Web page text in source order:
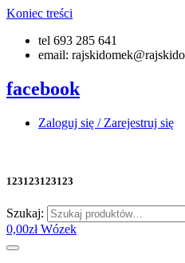
Koniec treści
tel 693 285 641
email:
facebook
Zaloguj się / Zarejestruj się
123123123123
Szukaj:
0,00zł Wózek